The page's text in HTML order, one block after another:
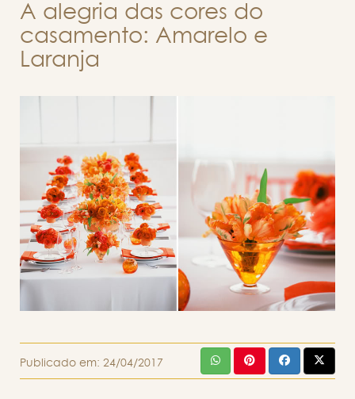
A alegria das cores do
casamento: Amarelo e
Laranja
Publicado em: 24/04/2017